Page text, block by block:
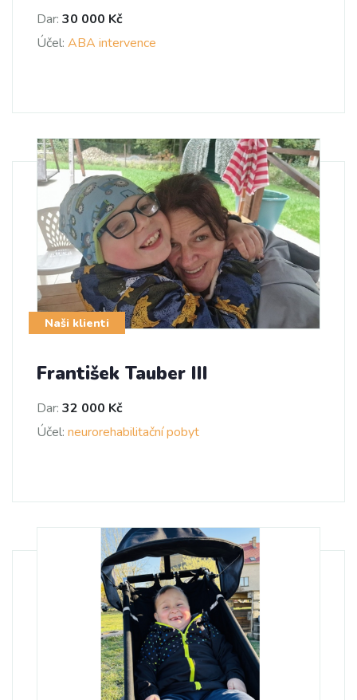
Dar: 30 000 Kč
Účel: ABA intervence
Naši klienti
František Tauber III
Dar: 32 000 Kč
Účel: neurorehabilitační pobyt